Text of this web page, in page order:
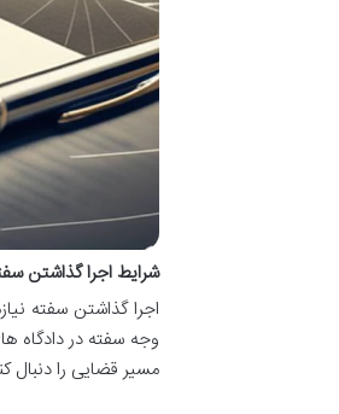
شرایط اجرا گذاشتن
اجرا گذاشتن سفته
وجه سفته در دادگاه
مسیر قضایی را دنبال